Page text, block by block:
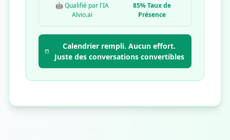
🤖 Qualifié par l'IA
Alvio.ai
85% Taux de
Présence
Calendrier rempli. Aucun effort.
Juste des conversations convertibles